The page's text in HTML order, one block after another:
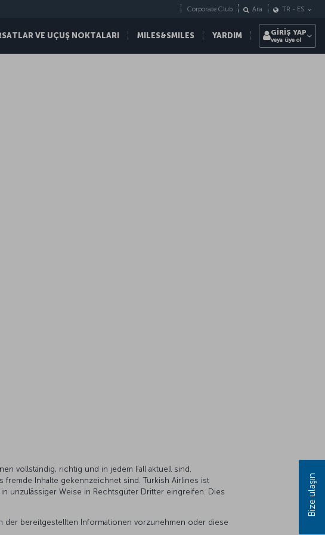
VE UÇUŞ NOKTALARI MILES&SMILES YARDIM
Corporate Club Ara TR - ES
GİRİŞ YAP
veya üye ol
vollständig, richtig und in jedem Fall aktuell sind.
Inhalte gekennzeichnet sind. Turkish Airlines ist
unzulässiger Weise in Rechtsgüter Dritter eingreifen. Dies
der bereitgestellten Informationen vorzunehmen oder diese
Bize ulaşın